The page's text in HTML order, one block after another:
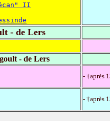
II
- de Lers
- de Lers
- †après
- †après